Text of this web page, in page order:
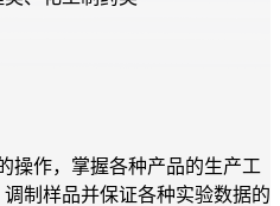
操作，掌握各种产品的生产工
制样品并保证各种实验数据的